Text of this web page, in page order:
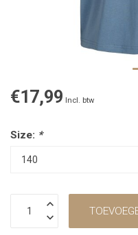
€17,99 Incl. btw
Size: *